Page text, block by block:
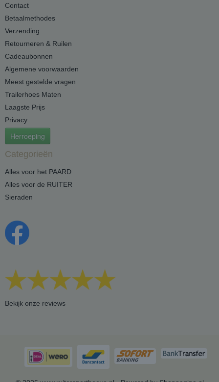
Contact
Betaalmethodes
Verzending
Retourneren & Ruilen
Cadeaubonnen
Algemene voorwaarden
Meest gestelde vragen
Trailerhoes Maten
Laagste Prijs
Privacy
Herroeping
Categorieën
Alles voor het PAARD
Alles voor de RUITER
Sieraden
Bekijk onze reviews